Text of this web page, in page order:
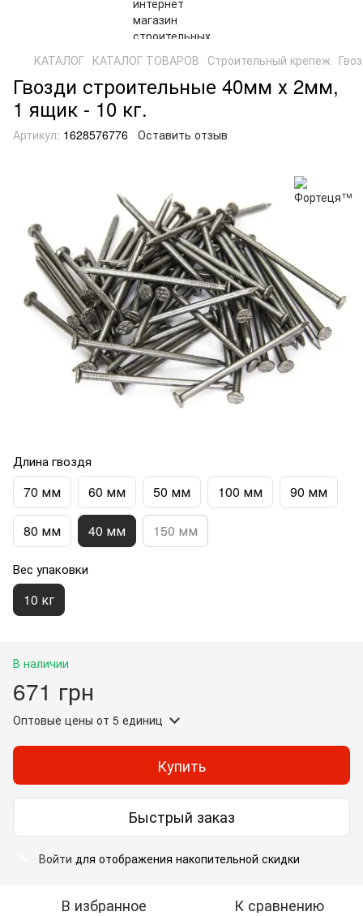
КАТАЛОГ КАТАЛОГ ТОВАРОВ Строительный крепеж
Гвозди строительные 40мм х 2мм,
1 ящик - 10 кг.
Артикул: 1628576776 Оставить отзыв
Длина гвоздя
70 мм 60 мм 50 мм 100 мм 90 мм
80 мм 40 мм 150 мм
Вес упаковки
10 кг
В наличии
671 грн
Оптовые цены от 5 единиц
Купить
Быстрый заказ
Войти для отображения накопительной скидки
В избранное К сравнению